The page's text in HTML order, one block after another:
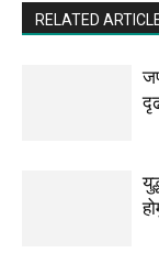
RELATED